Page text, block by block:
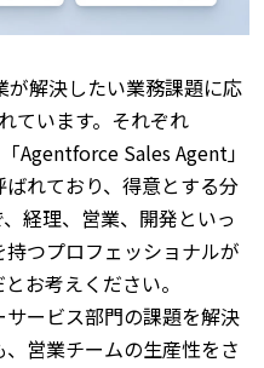
解決したい業務課題に応
ています。 それぞれ
Agentforce Sales Agent」
れており、得意とする分
経理、営業、開発といっ
つプロフェッショナルが
お考えください。
ービス部門の課題を解決
、営業チームの生産性をさ